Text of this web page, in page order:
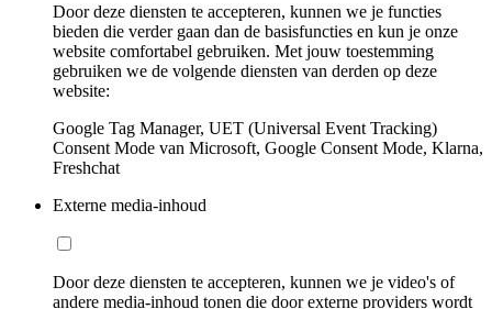
Door deze diensten te accepteren, kunnen we je functies
bieden die verder gaan dan de basisfuncties en kun je onze
website comfortabel gebruiken. Met jouw toestemming
gebruiken we de volgende diensten van derden op deze
website:
Google Tag Manager, UET (Universal Event Tracking)
Consent Mode van Microsoft, Google Consent Mode, Klarna,
Freshchat
Externe media-inhoud
Door deze diensten te accepteren, kunnen we je video's of
andere media-inhoud tonen die door externe providers wordt